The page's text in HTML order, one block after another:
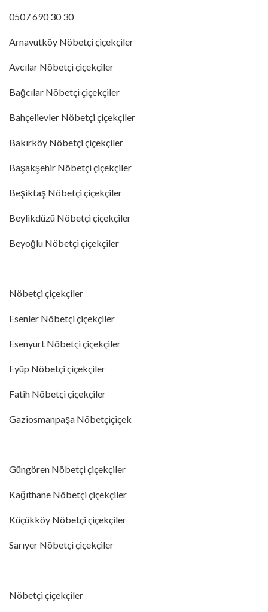
0507 690 30 30
Arnavutköy Nöbetçi çiçekçiler
Avcılar Nöbetçi çiçekçiler
Bağcılar Nöbetçi çiçekçiler
Bahçelievler Nöbetçi çiçekçiler
Bakırköy Nöbetçi çiçekçiler
Başakşehir Nöbetçi çiçekçiler
Beşiktaş Nöbetçi çiçekçiler
Beylikdüzü Nöbetçi çiçekçiler
Beyoğlu Nöbetçi çiçekçiler
Nöbetçi çiçekçiler
Esenler Nöbetçi çiçekçiler
Esenyurt Nöbetçi çiçekçiler
Eyüp Nöbetçi çiçekçiler
Fatih Nöbetçi çiçekçiler
Gaziosmanpaşa Nöbetçiçiçek
Güngören Nöbetçi çiçekçiler
Kağıthane Nöbetçi çiçekçiler
Küçükköy Nöbetçi çiçekçiler
Sarıyer Nöbetçi çiçekçiler
Nöbetçi çiçekçiler